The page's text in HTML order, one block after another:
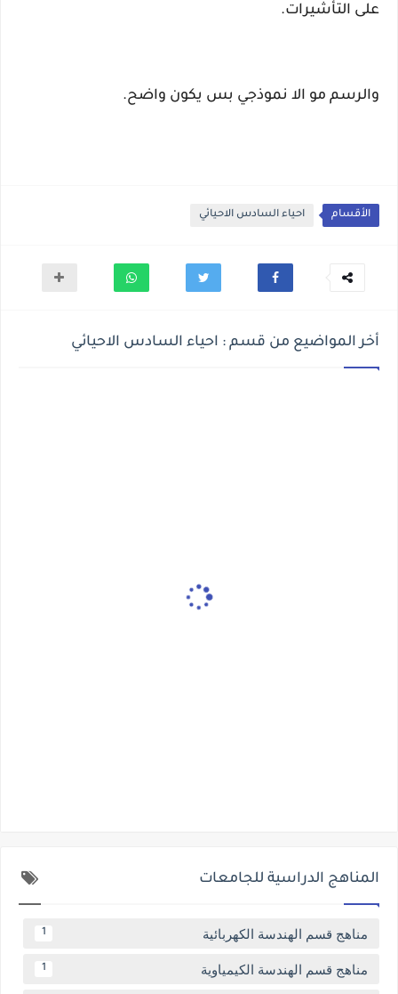
على التأشيرات.
والرسم مو الا نموذجي بس يكون واضح.
الأقسام احياء السادس الاحيائي
أخر المواضيع من قسم : احياء السادس الاحيائي
المناهج الدراسية للجامعات
مناهج قسم الهندسة الكهربائية 1
مناهج قسم الهندسة الكيمياوية 1